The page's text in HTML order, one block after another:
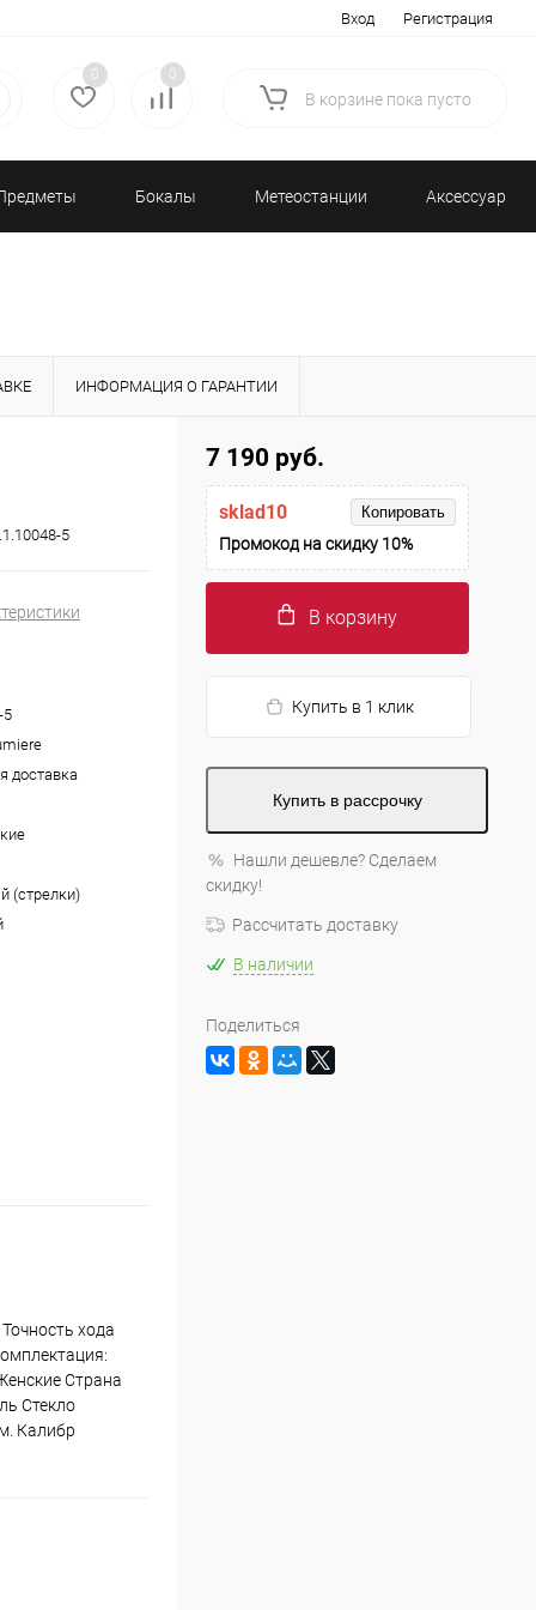
Вход Регистрация
0 0
В корзине пока пусто
Бокалы Метеостанции Аксессуары/
ИНФОРМАЦИЯ О ГАРАНТИИ
5
5
доставка
(стрелки)
хода
Страна
Стекло
Калибр
7 190 руб.
sklad10 Копировать
Промокод на скидку 10%
В корзину
Купить в 1 клик
Купить в рассрочку
Нашли дешевле? Сделаем
скидку!
Рассчитать доставку
В наличии
Поделиться